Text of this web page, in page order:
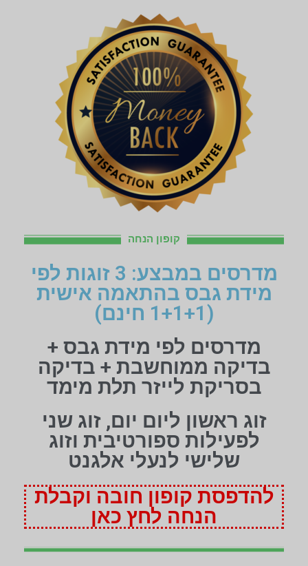
קופון הנחה
מדרסים במבצע: 3 זוגות לפי
מידת גבס בהתאמה אישית
(1+1+1 חינם)
מדרסים לפי מידת גבס +
בדיקה ממוחשבת + בדיקה
בסריקת לייזר תלת מימד
זוג ראשון ליום יום, זוג שני
לפעילות ספורטיבית וזוג
שלישי לנעלי אלגנט
להדפסת קופון חובה וקבלת
הנחה לחץ כאן